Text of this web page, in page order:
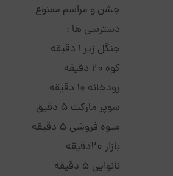
جشن و مراسم ممنوع
دسترسی ها :
جنگل زیر 1 دقیقه
کوه 20 دقیقه
رودخانه 10 دقیقه
سوپر مارکت 5 دقیق
میوه فروشی 5 دقیقه
بازار 20دقیقه
نانوایی 5 دقیقه